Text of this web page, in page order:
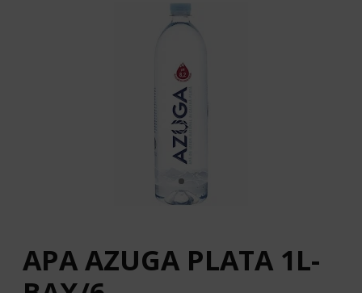
APA AZUGA PLATA 1L-